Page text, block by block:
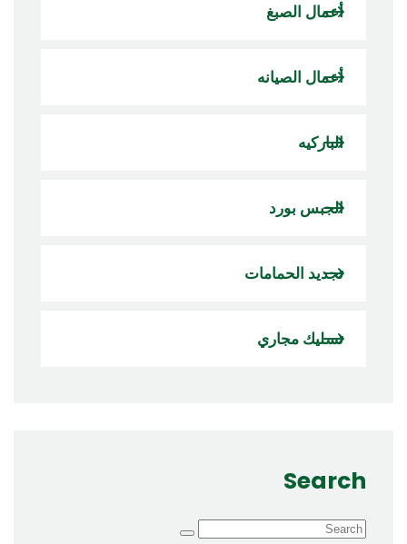
أعمال الصبغ
أعمال الصيانه
الباركيه
الجبس بورد
تجديد الحمامات
تسليك مجاري
Search